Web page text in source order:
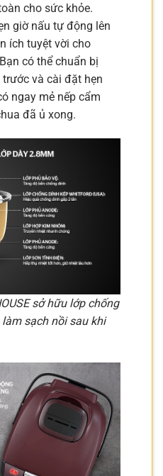
cho sức khỏe.
giờ nấu tự động lên
ích tuyệt vời cho
có thể chuẩn bị
và cài đặt hẹn
ngay mẻ nếp cẩm
đã ủ xong.
sở hữu lớp chống
sạch nồi sau khi